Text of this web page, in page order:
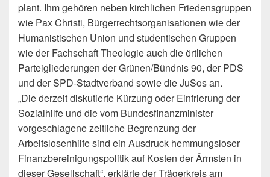
plant. Ihm gehören neben kirchlichen Friedensgruppen
wie Pax Christi, Bürgerrechtsorganisationen wie der
Humanistischen Union und studentischen Gruppen
wie der Fachschaft Theologie auch die örtlichen
Parteigliederungen der Grünen/Bündnis 90, der PDS
und der SPD-Stadtverband sowie die JuSos an.
„Die derzeit diskutierte Kürzung oder Einfrierung der
Sozialhilfe und die vom Bundesfinanzminister
vorgeschlagene zeitliche Begrenzung der
Arbeitslosenhilfe sind ein Ausdruck hemmungsloser
Finanzbereinigungspolitik auf Kosten der Ärmsten in
dieser Gesellschaft“, erklärte der Trägerkreis am